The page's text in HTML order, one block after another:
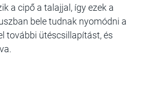
a cipő a talajjal, így ezek a
bele tudnak nyomódni a
további ütéscsillapítást, és